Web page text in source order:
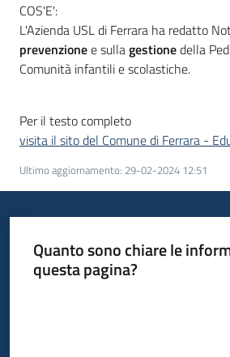
Newsletter
COS'E':
L'Azienda USL di Ferrara ha redatto
prevenzionee sullagestionedella
Comunità infantili e scolastiche.
Per il testo completo
visita il sito del Comune di Ferrara -
Ultimo aggiornamento: 29-02-2024 12:51
Quanto sono chiare le
questa pagina?